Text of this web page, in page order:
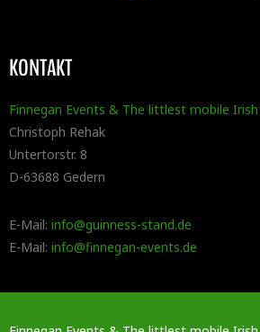
KONTAKT
Finnegan Events & The littlest mobile Irish
Christoph Rehak
Untertorstr. 8
D-63688 Gedern
E-Mail: info@guinness-stand.de
E-Mail: info@finnegan-events.de